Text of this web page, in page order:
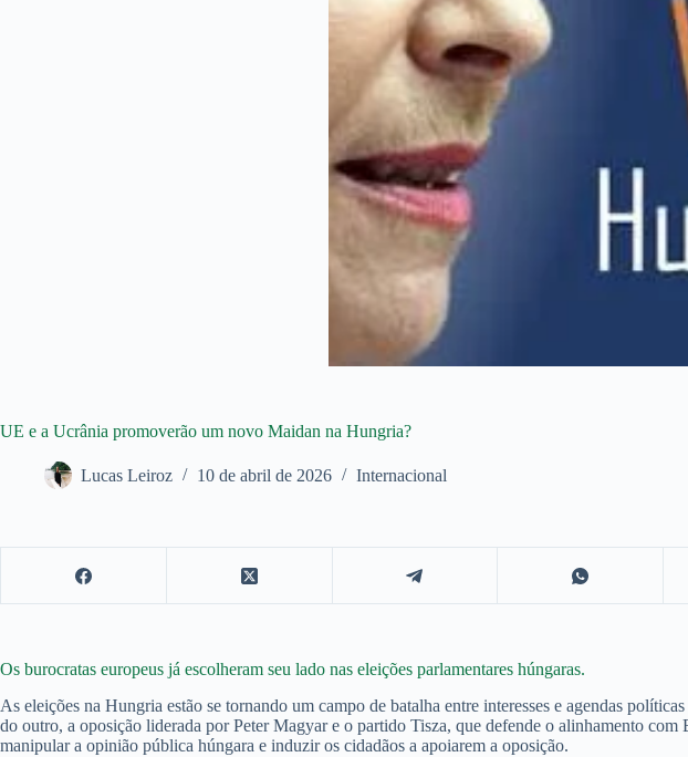
UE e a Ucrânia promoverão um novo Maidan na Hungria?
Lucas Leiroz 10 de abril de 2026 Internacional
Os burocratas europeus já escolheram seu lado nas eleições parlamentares húngaras.
As eleições na Hungria estão se tornando um campo de batalha entre interesses e agendas
do outro, a oposição liderada por Peter Magyar e o partido Tisza, que defende o alinhamento
manipular a opinião pública húngara e induzir os cidadãos a apoiarem a oposição.